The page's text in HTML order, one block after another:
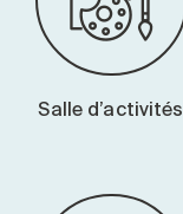
Salle d’activités